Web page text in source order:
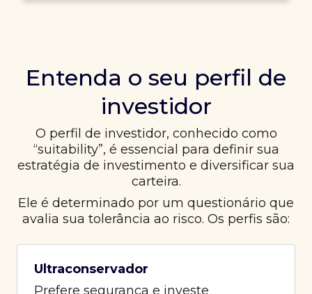
Entenda o seu perfil de
investidor
O perfil de investidor, conhecido como
“suitability”, é essencial para definir sua
estratégia de investimento e diversificar sua
carteira.
Ele é determinado por um questionário que
avalia sua tolerância ao risco. Os perfis são:
Ultraconservador
Prefere segurança e investe